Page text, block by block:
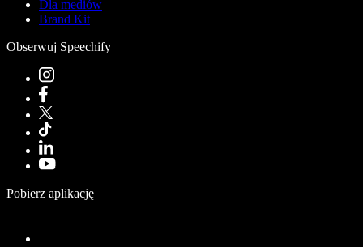
Dla mediów
Brand Kit
Obserwuj Speechify
Pobierz aplikację